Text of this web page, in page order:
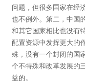
问题，但很多国家在经
也不例外。第二，中国
和其它国家相比也没有
配置资源中发挥更大的
殊，没有一个封闭的国
个不特殊和改革发展的
益的。